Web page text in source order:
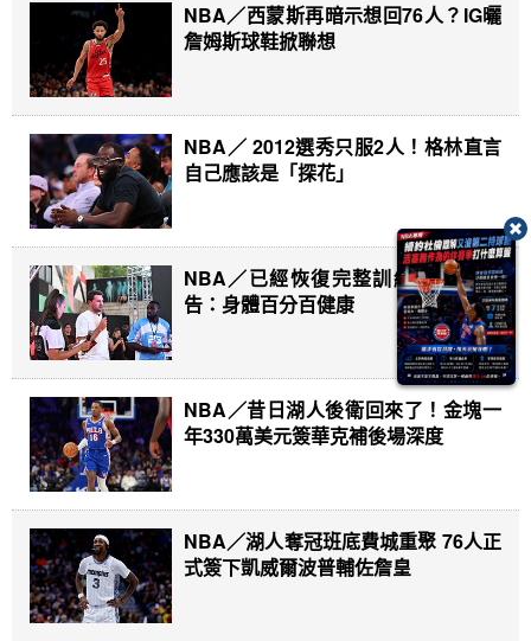
NBA／西蒙斯再暗示想回76人？IG曬
詹姆斯球鞋掀聯想
NBA／ 2012選秀只服2人！格林直言
自己應該是「探花」
NBA／已經恢復完整訓練 唐西奇宣
告：身體百分百健康
NBA／昔日湖人後衛回來了！金塊一
年330萬美元簽華克補後場深度
NBA／湖人奪冠班底費城重聚 76人正
式簽下凱威爾波普輔佐詹皇